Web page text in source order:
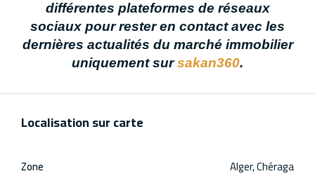
différentes plateformes de réseaux
sociaux pour rester en contact avec les
dernières actualités du marché immobilier
uniquement sursakan360.
Localisation sur carte
Zone
Alger, Chéraga